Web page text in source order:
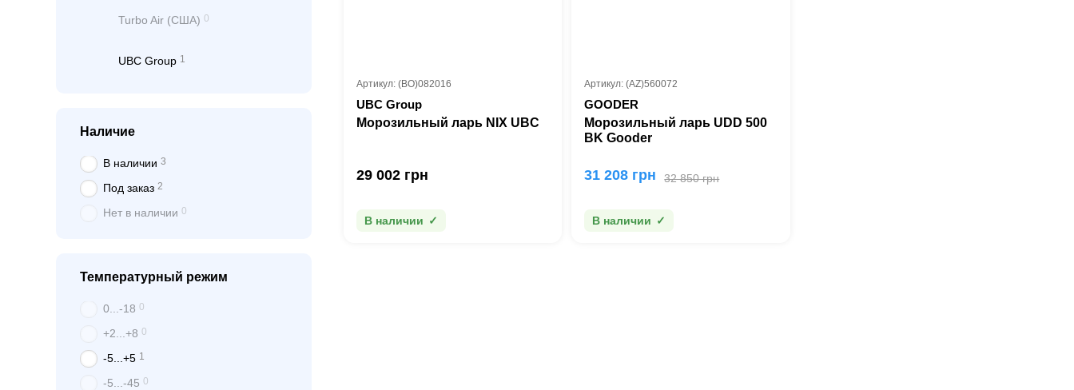
Артикул: (BO)082016
UBC Group
Морозильный ларь NIX UBC
29 002 грн
В наличии
Артикул: (AZ)560072
GOODER
Морозильный ларь UDD 500
BK Gooder
32 850 грн
31 208 грн
В наличии
Turbo Air (США) 0
UBC Group 1
Наличие
В наличии 3
Под заказ 2
Нет в наличии 0
Температурный режим
0...-18 0
+2...+8 0
-5...+5 1
-5...-45 0